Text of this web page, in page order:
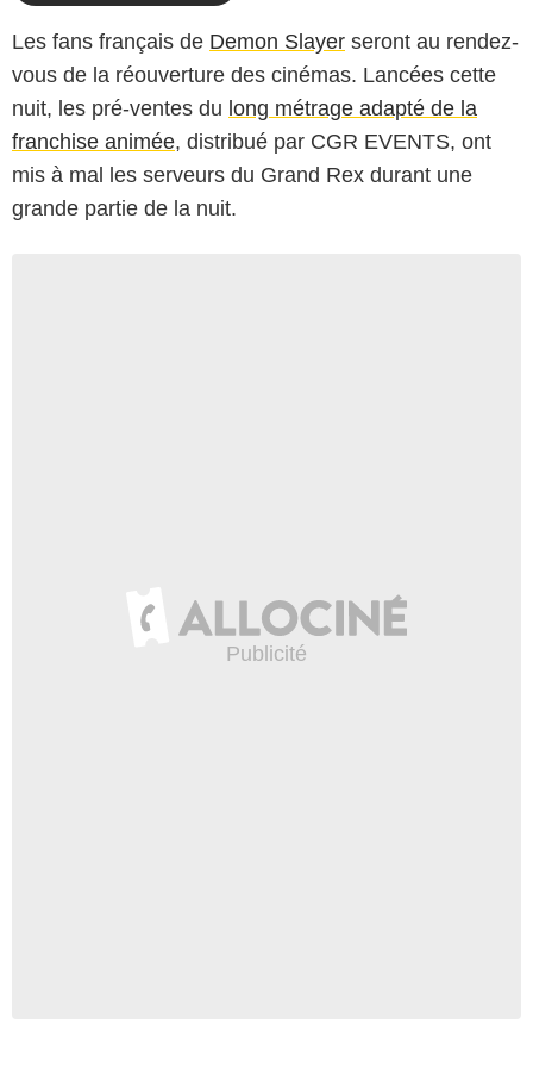
Les fans français de Demon Slayer seront au rendez-
vous de la réouverture des cinémas. Lancées cette
nuit, les pré-ventes du long métrage adapté de la
franchise animée, distribué par CGR EVENTS, ont
mis à mal les serveurs du Grand Rex durant une
grande partie de la nuit.